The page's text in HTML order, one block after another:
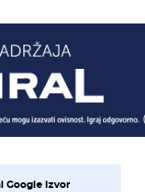
Google izvor